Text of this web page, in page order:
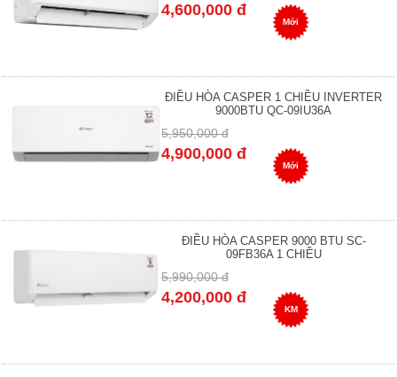
4,600,000 đ
Mới
ĐIỀU HÒA CASPER 1 CHIỀU INVERTER
9000BTU QC-09IU36A
5,950,000 đ
4,900,000 đ
Mới
ĐIỀU HÒA CASPER 9000 BTU SC-
09FB36A 1 CHIỀU
5,990,000 đ
4,200,000 đ
KM